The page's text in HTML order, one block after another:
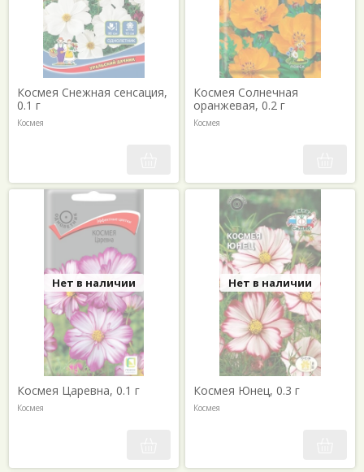
Космея Снежная сенсация,
0.1 г
Космея
Космея Солнечная
оранжевая, 0.2 г
Космея
Нет в наличии
Космея Царевна, 0.1 г
Космея
Нет в наличии
Космея Юнец, 0.3 г
Космея